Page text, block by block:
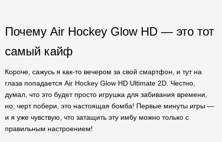
Почему Air Hockey Glow HD — это тот
самый кайф
Короче, сажусь я как-то вечером за свой смартфон, и тут на
глаза попадается Air Hockey Glow HD Ultimate 2D. Честно,
думал, что это будет просто игрушка для забивания времени,
но, черт побери, это настоящая бомба! Первые минуты игры —
и я уже чувствую, что затащить эту имбу можно только с
правильным настроением!